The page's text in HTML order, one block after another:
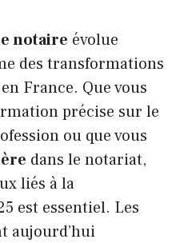
notaire évolue
des transformations
France. Que vous
précise sur le
ou que vous
dans le notariat,
liés à la
est essentiel. Les
aujourd’hui